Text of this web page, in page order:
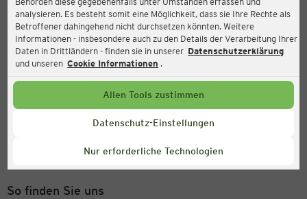
analysieren. Es besteht somit eine Möglichkeit, dass sie Ihre Rechte als
Betroffener dahingehend nicht durchsetzen könnten. Weitere
Informationen - insbesondere auch zu den Details der Verarbeitung Ihrer
Daten in Drittländern - finden sie in unserer Datenschutzerklärung
und unseren Cookie Informationen .
Allen Tools zustimmen
Datenschutz-Einstellungen
Nur erforderliche Technologien
Querfurter Straße 16, 06217 Merseburg
Service Hotline
Montag bis Freitag 8-18 Uhr
So finden Sie uns